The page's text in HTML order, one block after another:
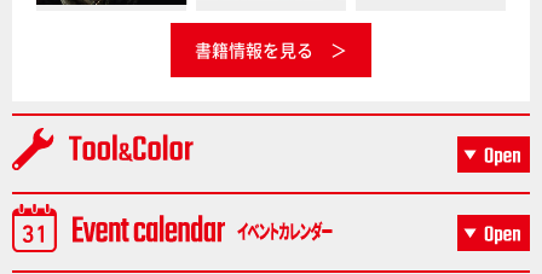
書籍情報を見る